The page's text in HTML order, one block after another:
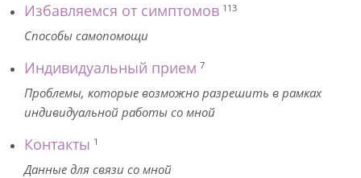
Избавляемся от симптомов 113
Способы самопомощи
Индивидуальный прием 7
Проблемы, которые возможно разрешить в рамках
индивидуальной работы со мной
Контакты 1
Данные для связи со мной